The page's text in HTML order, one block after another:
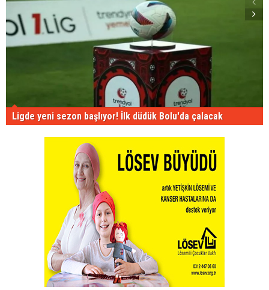
Ligde yeni sezon başlıyor! İlk düdük Bolu'da çalacak